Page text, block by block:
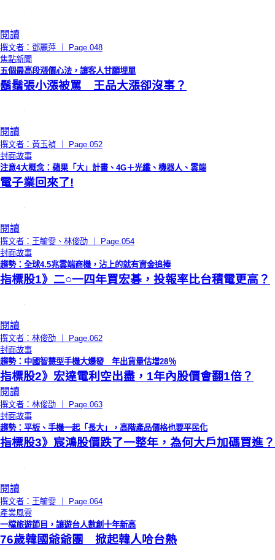
閱讀
撰文者：鄧麗萍 ｜ Page.048
焦點新聞
五個最高段漲價心法，讓客人甘願埋單
鬍鬚張小漲被罵 王品大漲卻沒事？
閱讀
撰文者：黃玉禎 ｜ Page.052
封面故事
注意4大概念：蘋果「大」計畫、4G＋光纖、機器人、雲端
電子業回來了!
閱讀
撰文者：王毓雯、林俊劭 ｜ Page.054
封面故事
趨勢：全球4.5兆雲端商機，沾上的就有資金追捧
指標股1》二○一四年買宏碁，投報率比台積電更高？
閱讀
撰文者：林俊劭 ｜ Page.062
封面故事
趨勢：中國智慧型手機大爆發 年出貨量估增28％
指標股2》宏達電利空出盡，1年內股價會翻1倍？
閱讀
撰文者：林俊劭 ｜ Page.063
封面故事
趨勢：平板、手機一起「長大」，高階產品價格也要平民化
指標股3》宸鴻股價跌了一整年，為何大戶加碼買進？
閱讀
撰文者：王毓雯 ｜ Page.064
產業風雲
一檔旅遊節目，讓遊台人數創十年新高
76歲韓國爺爺團 掀起韓人哈台熱